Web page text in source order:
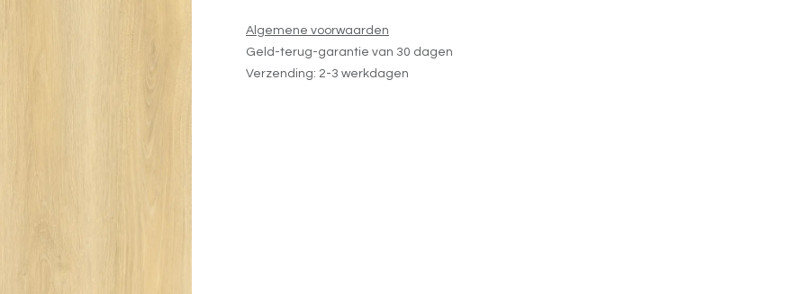
Algemene voorwaarden
Geld-terug-garantie van 30 dagen
Verzending: 2-3 werkdagen